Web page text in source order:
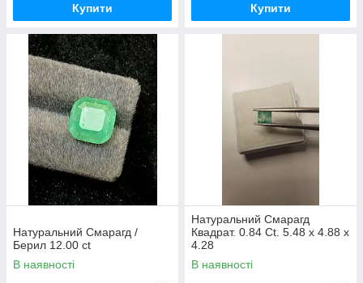
Купити Купити
Натуральний Смарагд /
Берил 12.00 ct
В наявності
Натуральний Смарагд
Квадрат. 0.84 Сt. 5.48 x 4.88 x
4.28
В наявності